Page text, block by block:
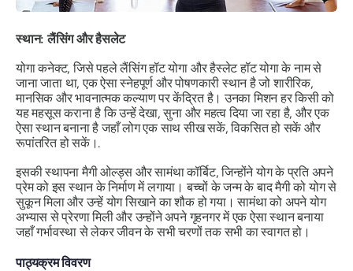
स्थान: लैंसिंग और हैसलेट
योगा कनेक्ट, जिसे पहले लैंसिंग हॉट योगा और हैस्लेट हॉट योगा के नाम से
जाना जाता था, एक ऐसा स्नेहपूर्ण और पोषणकारी स्थान है जो शारीरिक,
मानसिक और भावनात्मक कल्याण पर केंद्रित है। उनका मिशन हर किसी को
यह महसूस कराना है कि उन्हें देखा, सुना और महत्व दिया जा रहा है, और एक
ऐसा स्थान बनाना है जहाँ लोग एक साथ सीख सकें, विकसित हो सकें और
रूपांतरित हो सकें।.
इसकी स्थापनामैगी ओल्ड्स औरसामंथा कॉर्बिट, जिन्होंने योग के प्रति अपने
प्रेम को इस स्थान के निर्माण में लगाया। बच्चों के जन्म के बाद मैगी को योग से
सुकून मिला और उन्हें योग सिखाने का शौक हो गया। सामंथा को अपने योग
अभ्यास से प्रेरणा मिली और उन्होंने अपने गृहनगर में एक ऐसा स्थान बनाया
जहाँ गर्भावस्था से लेकर जीवन के सभी चरणों तक सभी का स्वागत हो।
पाठ्यक्रम विवरण